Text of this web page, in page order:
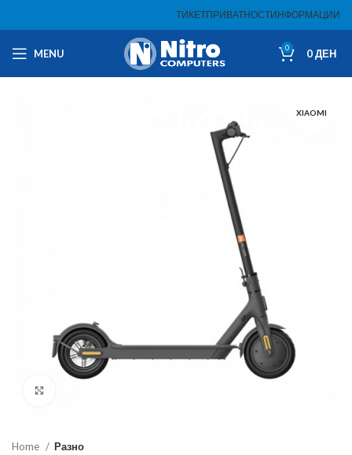
ТИКЕТПРИВАТНОСТИНФОРМАЦИИ
MENU 0 0ДЕН
XIAOMI
Home Разно